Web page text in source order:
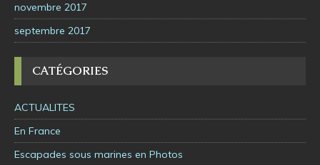
novembre 2017
septembre 2017
CATÉGORIES
ACTUALITES
En France
Escapades sous marines en Photos